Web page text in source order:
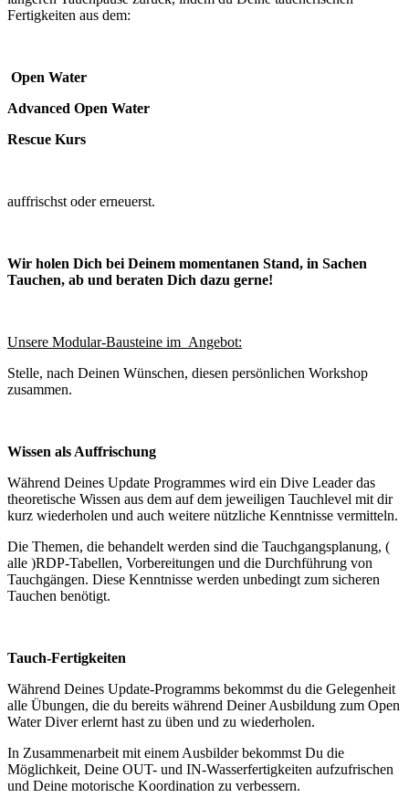
Fertigkeiten aus dem:
Open Water
Advanced Open Water
Rescue Kurs
auffrischst oder erneuerst.
Wir holen Dich bei Deinem momentanen Stand, in Sachen
Tauchen, ab und beraten Dich dazu gerne!
Unsere Modular-Bausteine im Angebot:
Stelle, nach Deinen Wünschen, diesen persönlichen Workshop
zusammen.
Wissen als Auffrischung
Während Deines Update Programmes wird ein Dive Leader das
theoretische Wissen aus dem auf dem jeweiligen Tauchlevel mit dir
kurz wiederholen und auch weitere nützliche Kenntnisse vermitteln.
Die Themen, die behandelt werden sind die Tauchgangsplanung, (
alle )RDP-Tabellen, Vorbereitungen und die Durchführung von
Tauchgängen. Diese Kenntnisse werden unbedingt zum sicheren
Tauchen benötigt.
Tauch-Fertigkeiten
Während Deines Update-Programms bekommst du die Gelegenheit
alle Übungen, die du bereits während Deiner Ausbildung zum Open
Water Diver erlernt hast zu üben und zu wiederholen.
In Zusammenarbeit mit einem Ausbilder bekommst Du die
Möglichkeit, Deine OUT- und IN-Wasserfertigkeiten aufzufrischen
und Deine motorische Koordination zu verbessern.